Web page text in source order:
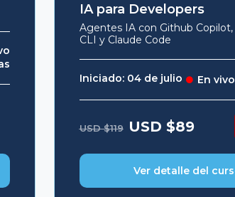
IA para Developers
Agentes IA con Github
CLI y Claude Code
Iniciado: 04 de julio En vivo
USD $119 Original
price
USD
USD $89
USD
Ver detalle del